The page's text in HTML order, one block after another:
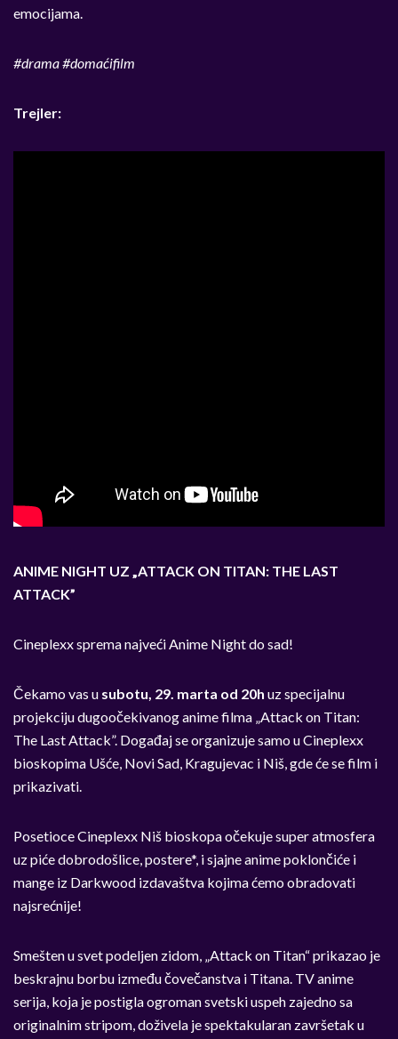
emocijama.
#drama #domaćifilm
Trejler:
ANIME NIGHT UZ „ATTACK ON TITAN: THE LAST
ATTACK”
Cineplexx sprema najveći Anime Night do sad!
Čekamo vas u subotu, 29. marta od 20h uz specijalnu
projekciju dugoočekivanog anime filma „Attack on Titan:
The Last Attack”. Događaj se organizuje samo u Cineplexx
bioskopima Ušće, Novi Sad, Kragujevac i Niš, gde će se film i
prikazivati.
Posetioce Cineplexx Niš bioskopa očekuje super atmosfera
uz piće dobrodošlice, postere*, i sjajne anime poklončiće i
mange iz Darkwood izdavaštva kojima ćemo obradovati
najsrećnije!
Smešten u svet podeljen zidom, „Attack on Titan“ prikazao je
beskrajnu borbu između čovečanstva i Titana. TV anime
serija, koja je postigla ogroman svetski uspeh zajedno sa
originalnim stripom, doživela je spektakularan završetak u